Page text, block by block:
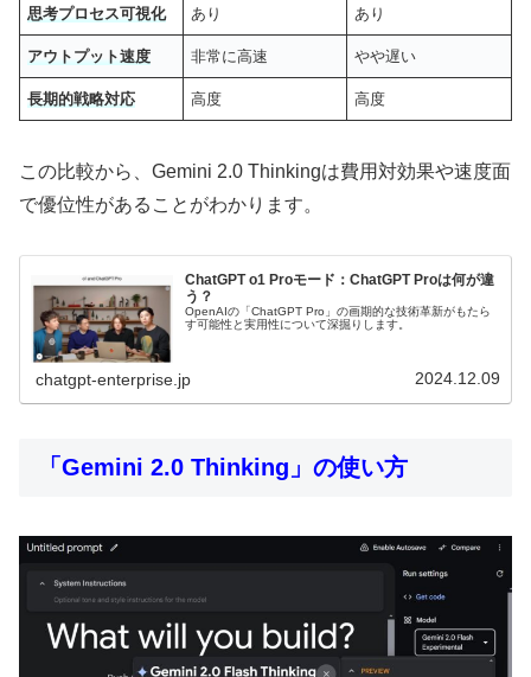
思考プロセス可視化 あり あり
アウトプット速度 非常に高速 やや遅い
長期的戦略対応 高度 高度
この比較から、Gemini 2.0 Thinkingは費用対効果や速度面
で優位性があることがわかります。
ChatGPT o1 Proモード：ChatGPT Proは何が違
う？
OpenAIの「ChatGPT Pro」の画期的な技術革新がもたら
す可能性と実用性について深掘りします。
chatgpt-enterprise.jp 2024.12.09
「Gemini 2.0 Thinking」の使い方